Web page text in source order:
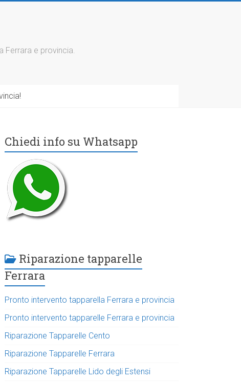
Ferrara e provincia.
Chiedi info su Whatsapp
Riparazione tapparelle
Ferrara
Pronto intervento tapparella Ferrara e provincia
Pronto intervento tapparelle Ferrara e provincia
Riparazione Tapparelle Cento
Riparazione Tapparelle Ferrara
Riparazione Tapparelle Lido degli Estensi